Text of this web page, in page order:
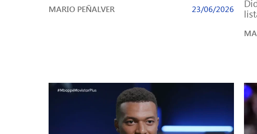
MARIO PEÑALVER 23/06/2026